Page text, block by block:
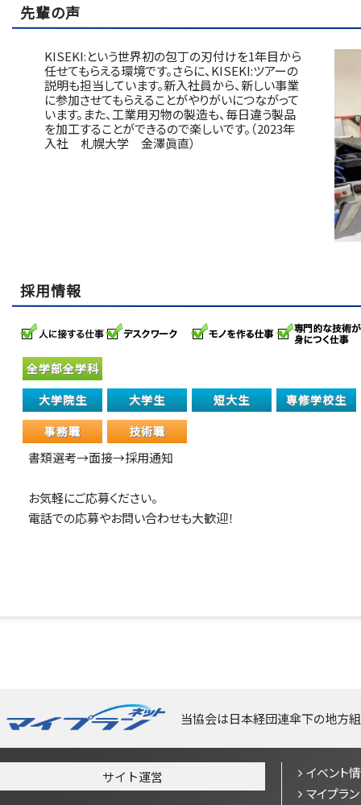
先輩の声
KISEKI:という世界初の包丁の刃付けを1年目から
任せてもらえる環境です。さらに、KISEKI:ツアーの
説明も担当しています。新入社員から、新しい事業
に参加させてもらえることがやりがいにつながって
います。また、工業用刃物の製造も、毎日違う製品
を加工することができるので楽しいです。（2023年
入社 札幌大学 金澤眞直）
採用情報
全学部全学科
大学院生
大学生 短大生
専修学校生
事務職
技術職
書類選考→面接→採用通知
お気軽にご応募ください。
電話での応募やお問い合わせも大歓迎！
当協会は日本経団連傘下の地方
サイト運営
イベント
マイプラ